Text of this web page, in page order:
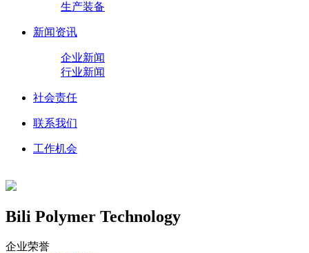
生产装备
新闻资讯
企业新闻
行业新闻
社会责任
联系我们
工作机会
Bili Polymer Technology
企业荣誉